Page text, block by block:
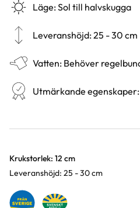
Läge:Sol till halvskugga
Leveranshöjd:25 - 30 cm
Vatten: Behöver
Utmärkande egenskaper:
Varianter
Krukstorlek: 12 cm
Leveranshöjd: 25 - 30 cm